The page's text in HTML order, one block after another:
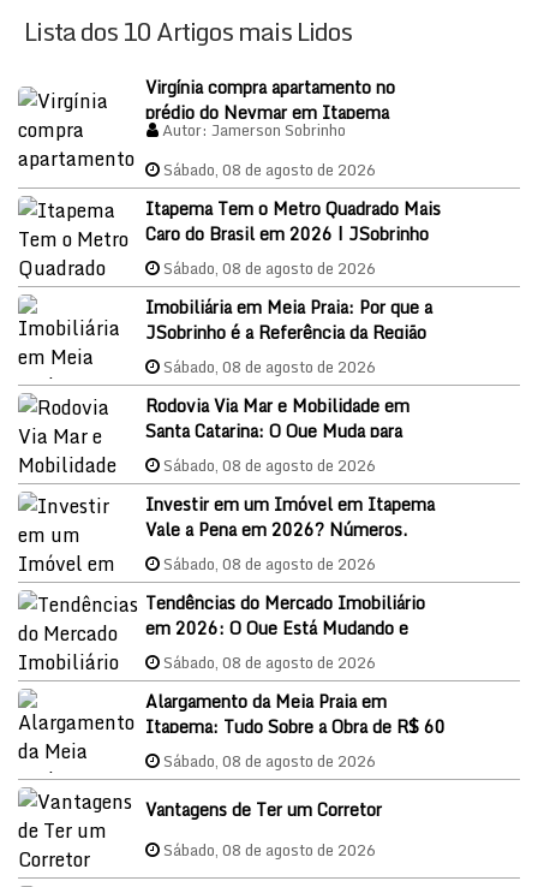
Lista dos 10 Artigos mais Lidos
Virgínia compra apartamento no
prédio do Neymar em Itapema
Autor: Jamerson Sobrinho
Sábado, 08 de agosto de 2026
Itapema Tem o Metro Quadrado Mais
Caro do Brasil em 2026 | JSobrinho
Imóveis
Sábado, 08 de agosto de 2026
Imobiliária em Meia Praia: Por que a
JSobrinho é a Referência da Região
em 2026
Sábado, 08 de agosto de 2026
Rodovia Via Mar e Mobilidade em
Santa Catarina: O Que Muda para
Itapema e o Mercado Imobiliário
Sábado, 08 de agosto de 2026
Investir em um Imóvel em Itapema
Vale a Pena em 2026? Números,
Oportunidades e Como Começar
Sábado, 08 de agosto de 2026
Tendências do Mercado Imobiliário
em 2026: O Que Está Mudando e
Como Aproveitar as Oportunidades
Sábado, 08 de agosto de 2026
Alargamento da Meia Praia em
Itapema: Tudo Sobre a Obra de R$ 60
Milhões e o Impacto nos Imóveis em
2026
Sábado, 08 de agosto de 2026
Vantagens de Ter um Corretor
Sábado, 08 de agosto de 2026